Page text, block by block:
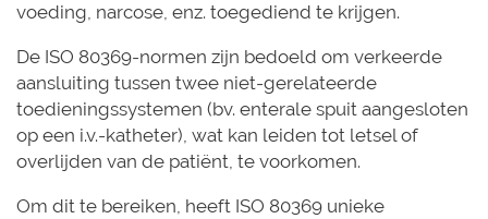
voeding, narcose, enz. toegediend te krijgen.
De ISO 80369-normen zijn bedoeld om verkeerde
aansluiting tussen twee niet-gerelateerde
toedieningssystemen (bv. enterale spuit aangesloten
op een i.v.-katheter), wat kan leiden tot letsel of
overlijden van de patiënt, te voorkomen.
Om dit te bereiken, heeft ISO 80369 unieke